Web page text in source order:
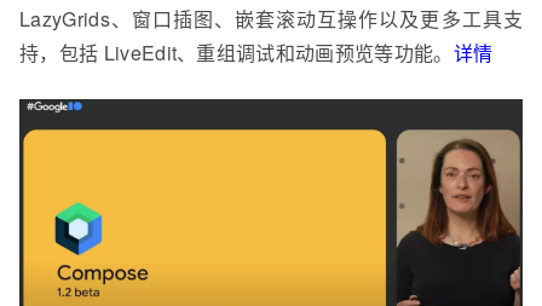
LazyGrids、窗口插图、嵌套滚动互操作以及更多工具支
持，包括 LiveEdit、重组调试和动画预览等功能。 详情